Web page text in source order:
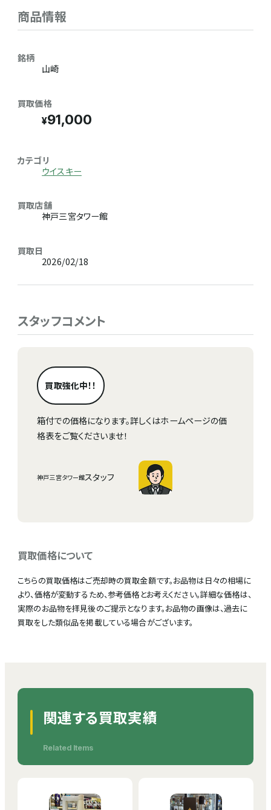
商品情報
銘柄
山崎
買取価格
91,000
カテゴリ
ウイスキー
買取店舗
神戸三宮タワー館
買取日
2026/02/18
スタッフコメント
買取強化中！！
箱付での価格になります。詳しくはホームページの価
格表をご覧くださいませ！
神戸三宮タワー館スタッフ
買取価格について
こちらの買取価格はご売却時の買取金額です。お品物は日々の相場に
より、価格が変動するため、参考価格とお考えください。詳細な価格は、
実際のお品物を拝見後のご提示となります。お品物の画像は、過去に
買取をした類似品を掲載している場合がございます。
関連する買取実績
Related Items